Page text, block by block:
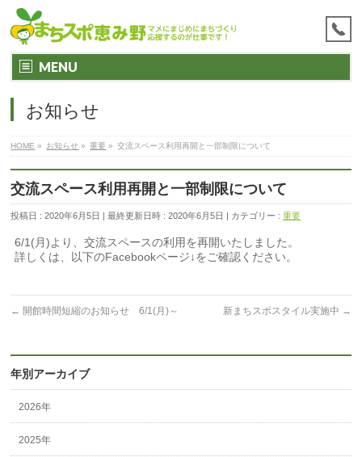
MENU
お知らせ
HOME » お知らせ » 重要 » 交流スペース利用再開と一部制限について
交流スペース利用再開と一部制限について
投稿日 : 2020年6月5日 最終更新日時 : 2020年6月5日 カテゴリー :重要
6/1(月)より、交流スペースの利用を再開いたしました。
詳しくは、以下のFacebookページ↓をご確認ください。
← 開館時間短縮のお知らせ 6/1(月)～ 新まちスポスタイル実施中 →
年別アーカイブ
2026年
2025年